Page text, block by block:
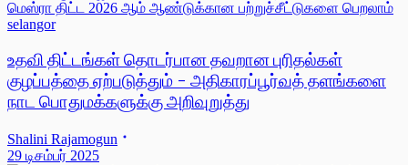
selangor
உதவி திட்டங்கள் தொடர்பான தவறான புரிதல்கள்
குழப்பத்தை ஏற்படுத்தும் - அதிகாரப்பூர்வத் தளங்களை
நாட பொதுமக்களுக்கு அறிவுறுத்து
Shalini Rajamogun
29 டிசம்பர் 2025